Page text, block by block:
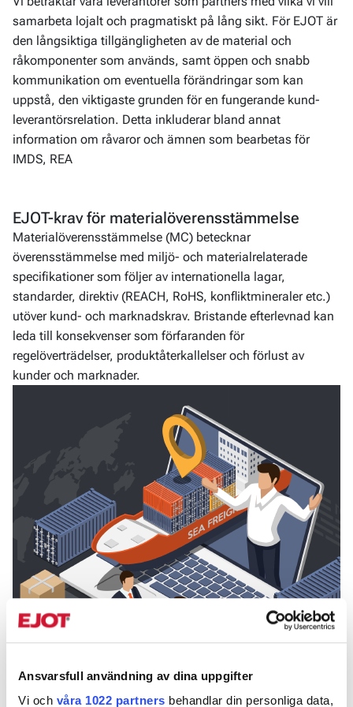
Ansvarsfull användning av dina uppgifter
Vi och våra 1022 partners behandlar din personliga data,
samarbeta lojalt och pragmatiskt på lång sikt. För EJOT är
den långsiktiga tillgängligheten av de material och
råkomponenter som används, samt öppen och snabb
kommunikation om eventuella förändringar som kan
uppstå, den viktigaste grunden för en fungerande kund-
leverantörsrelation. Detta inkluderar bland annat
information om råvaror och ämnen som bearbetas för
IMDS, REA
EJOT-krav för materialöverensstämmelse
Materialöverensstämmelse (MC) betecknar
överensstämmelse med miljö- och materialrelaterade
specifikationer som följer av internationella lagar,
standarder, direktiv (REACH, RoHS, konfliktmineraler etc.)
utöver kund- och marknadskrav. Bristande efterlevnad kan
leda till konsekvenser som förfaranden för
regelöverträdelser, produktåterkallelser och förlust av
kunder och marknader.